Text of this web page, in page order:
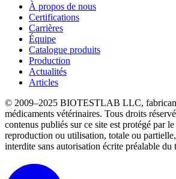
À propos de nous
Certifications
Carrières
Équipe
Catalogue produits
Production
Actualités
Articles
© 2009–2025 BIOTESTLAB LLC,
médicaments vétérinaires. Tous droits
contenus publiés sur ce site est protégé par
reproduction ou utilisation, totale ou
interdite sans autorisation écrite préalable du